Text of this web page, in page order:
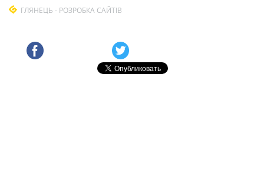
ГЛЯНЕЦЬ - РОЗРОБКА САЙТІВ